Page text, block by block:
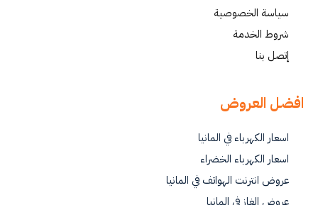
سياسة الخصوصية
شروط الخدمة
إتصل بنا
افضل العروض
اسعار الكهرباء في المانيا
اسعار الكهرباء الخضراء
عروض انترنت الهواتف في المانيا
عروض الغاز في المانيا